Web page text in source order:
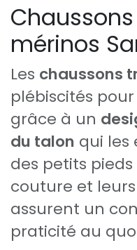
mérinos
Les chaussons
plébiscités
grâce à un
du talon qui les
des petits pieds
couture et
assurent un
praticité au